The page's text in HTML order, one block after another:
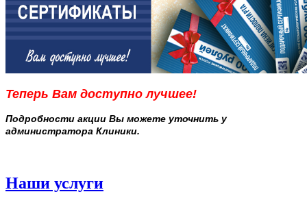
Теперь Вам доступно лучшее!
Подробности акции Вы можете уточнить у
администратора Клиники.
Наши услуги